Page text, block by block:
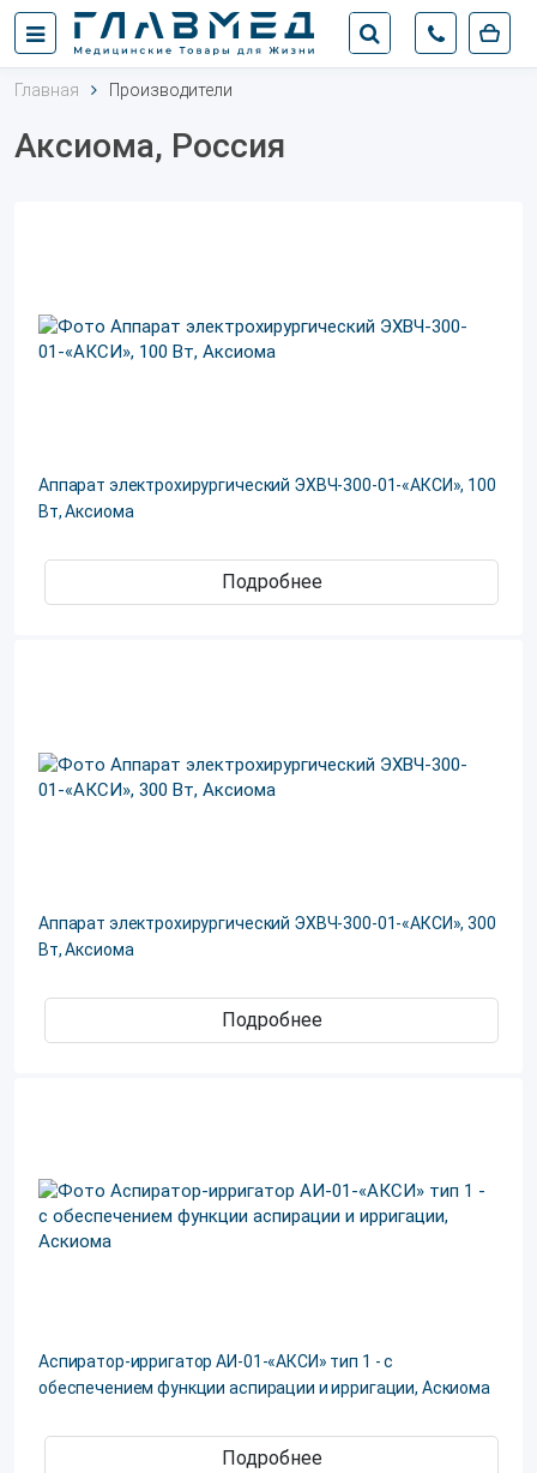
Главная Производители
Аксиома, Россия
Аппарат электрохирургический ЭХВЧ-300-01-«АКСИ», 100
Вт, Аксиома
Подробнее
Аппарат электрохирургический ЭХВЧ-300-01-«АКСИ», 300
Вт, Аксиома
Подробнее
Аспиратор-ирригатор АИ-01-«АКСИ» тип 1 - с
обеспечением функции аспирации и ирригации, Аскиома
Подробнее